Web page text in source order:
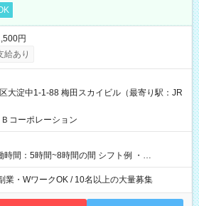
円
給あり
大淀中1-1-88 梅田スカイビル（最寄り駅：JR
コーポレーション
時間：5時間~8時間の間 シフト例 ・
時間 ・9:30~14:30 実働5時間 ・
5.5時間
業・WワークOK / 10名以上の大量募集